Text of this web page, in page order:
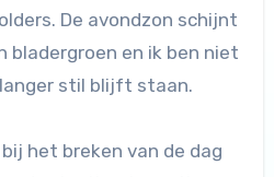
De avondzon schijnt
bladergroen en ik ben niet
stil blijft staan.
het breken van de dag